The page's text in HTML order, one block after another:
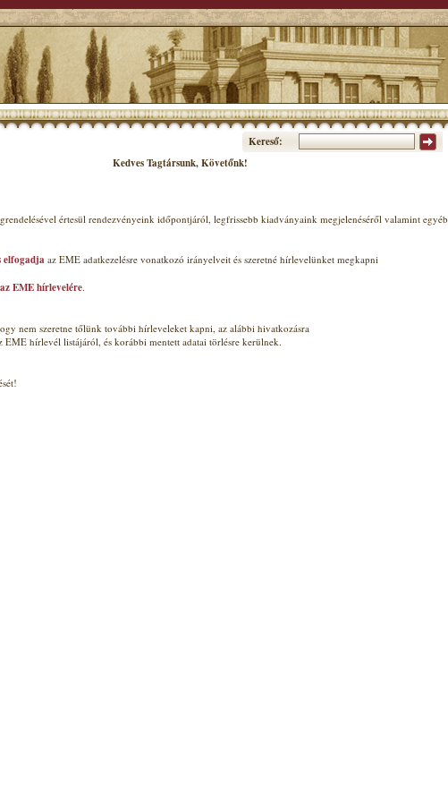
Kereső:
Kedves Tagtársunk, Követőnk!
értesül rendezvényeink időpontjáról, legfrissebb kiadványaink megjelenéséről valamint egyéb
elfogadja az EME adatkezelésre vonatkozó irányelveit és szeretné hírlevelünket megkapni
EME hírlevelére.
nem szeretne tőlünk további hírleveleket kapni, az alábbi hivatkozásra
EME hírlevél listájáról, és korábbi mentett adatai törlésre kerülnek.